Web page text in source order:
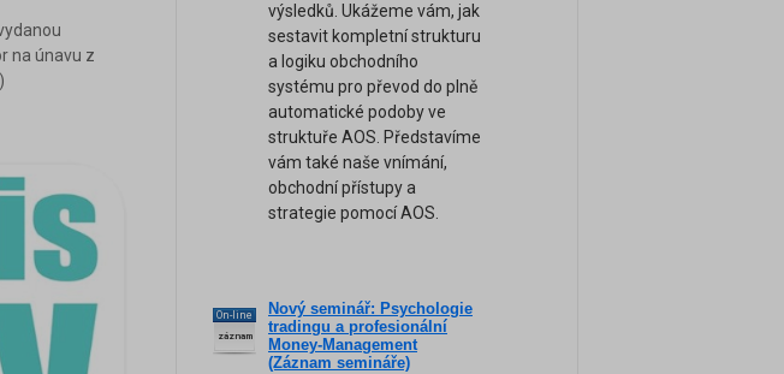
na únavu z
výsledků. Ukážeme vám, jak
sestavit kompletní strukturu
a logiku obchodního
systému pro převod do plně
automatické podoby ve
struktuře AOS. Představíme
vám také naše vnímání,
obchodní přístupy a
strategie pomocí AOS.
On-line
záznam
Nový seminář: Psychologie
tradingu a profesionální
Money-Management
(Záznam semináře)